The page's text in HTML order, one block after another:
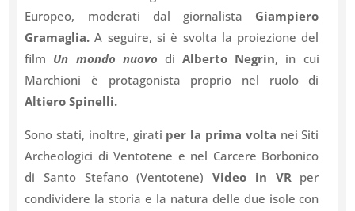
Europeo, moderati dal giornalista Giampiero
Gramaglia. A seguire, si è svolta la proiezione del
film Un mondo nuovo diAlberto Negrin, in cui
Marchioni è protagonista proprio nel ruolo di
Altiero Spinelli.
Sono stati, inoltre, girati per la prima volta nei Siti
Archeologici di Ventotene e nel Carcere Borbonico
di Santo Stefano (Ventotene)Video in VR per
condividere la storia e la natura delle due isole con